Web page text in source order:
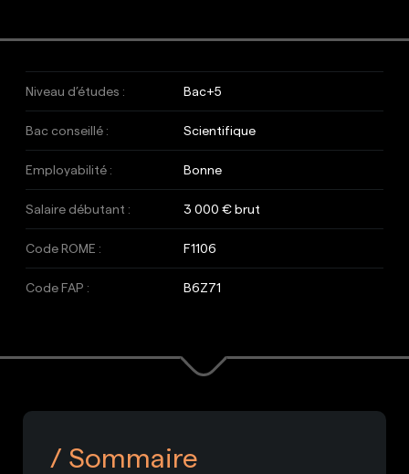
Niveau d’études : Bac+5
Bac conseillé : Scientifique
Employabilité : Bonne
Salaire débutant : 3 000 € brut
Code ROME : F1106
Code FAP : B6Z71
Sommaire